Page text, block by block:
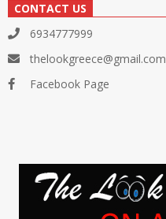
CONTACT US
6934777999
thelookgreece@gmail.com
Facebook Page